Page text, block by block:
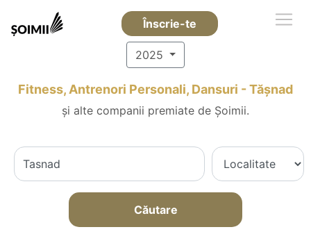
Înscrie-te
2025
Fitness, Antrenori Personali, Dansuri - Tăşnad
și alte companii premiate de Șoimii.
Căutare